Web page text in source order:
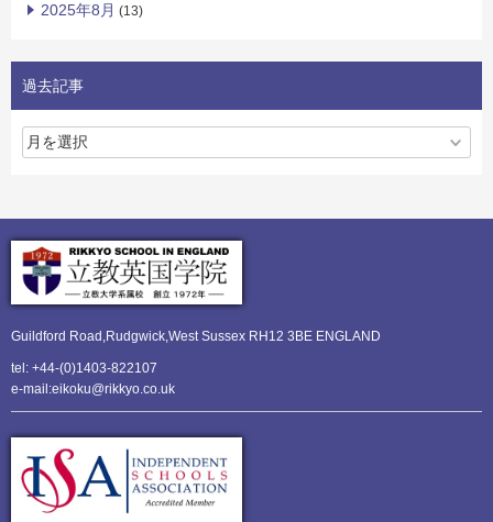
2025年8月 (13)
過去記事
Guildford Road,Rudgwick,West Sussex RH12 3BE ENGLAND
tel: +44-(0)1403-822107
e-mail:eikoku@rikkyo.co.uk